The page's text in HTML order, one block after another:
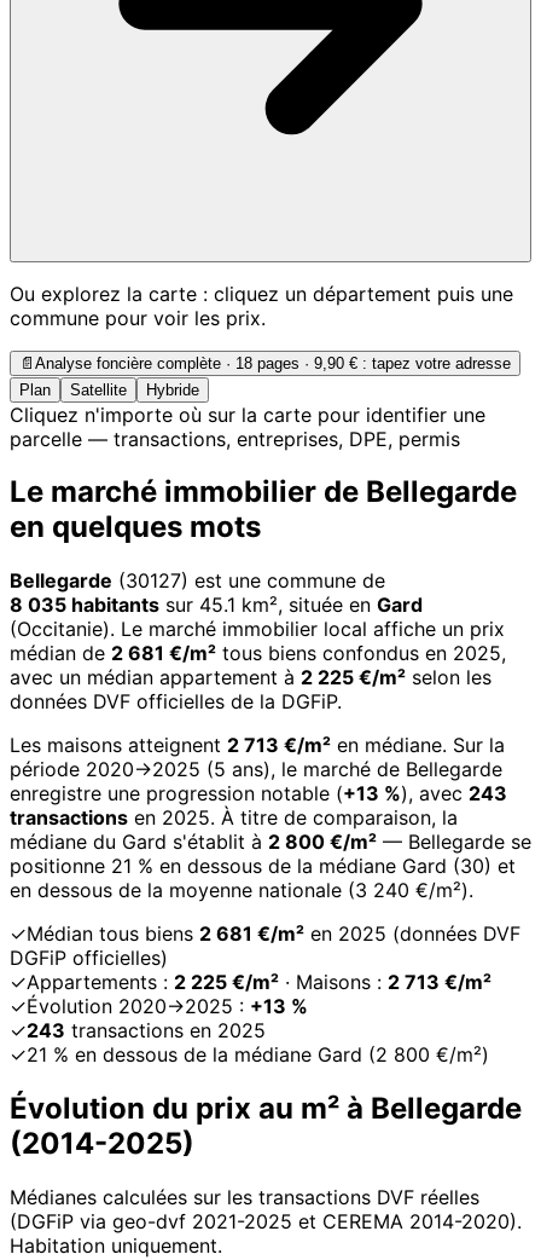
Ou explorez la carte : cliquez un département puis une
commune pour voir les prix.
📄 Analyse foncière complète · 18 pages · 9,90 € : tapez votre adresse
Plan
Satellite Hybride
Cliquez n'importe où sur la carte pour identifier une
parcelle — transactions, entreprises, DPE, permis
Le marché immobilier de Bellegarde
en quelques mots
Bellegarde (30127) est une commune de
8 035 habitants sur 45.1 km², située en Gard
(Occitanie). Le marché immobilier local affiche un prix
médian de 2 681 €/m² tous biens confondus en 2025,
avec un médian appartement à 2 225 €/m² selon les
données DVF officielles de la DGFiP.
Les maisons atteignent 2 713 €/m² en médiane. Sur la
période 2020→2025 (5 ans), le marché de Bellegarde
enregistre une progression notable (+13 %), avec 243
transactions en 2025. À titre de comparaison, la
médiane du Gard s'établit à 2 800 €/m² — Bellegarde se
positionne 21 % en dessous de la médiane Gard (30) et
en dessous de la moyenne nationale (3 240 €/m²).
✓Médian tous biens 2 681 €/m² en 2025 (données DVF
DGFiP officielles)
✓Appartements : 2 225 €/m² · Maisons : 2 713 €/m²
✓Évolution 2020→2025 : +13 %
✓243 transactions en 2025
✓21 % en dessous de la médiane Gard (2 800 €/m²)
Évolution du prix au m² à Bellegarde
(2014-2025)
Médianes calculées sur les transactions DVF réelles
(DGFiP via geo-dvf 2021-2025 et CEREMA 2014-2020).
Habitation uniquement.